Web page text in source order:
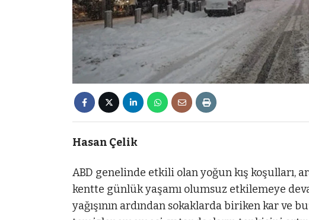
Hasan Çelik
ABD genelinde etkili olan yoğun kış koşulları,
kentte günlük yaşamı olumsuz etkilemeye
yağışının ardından sokaklarda biriken kar ve